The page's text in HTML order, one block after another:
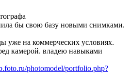
бы свою базу новыми снимками.
уже на коммерческих условиях.
камерой. владею навыками
photomodel/portfolio.php?